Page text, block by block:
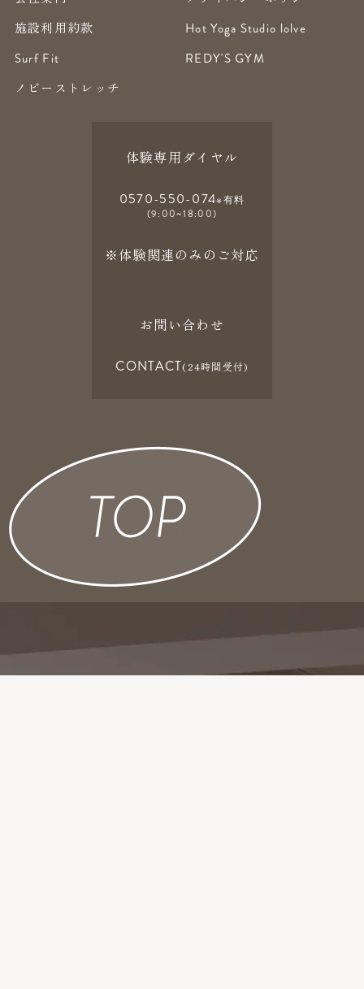
施設利用約款
Hot Yoga Studio lolve
Surf Fit
REDY'S GYM
ノビーストレッチ
体験専用ダイヤル
0570-550-074※有料
(9:00~18:00)
※体験関連のみのご対応
お問い合わせ
CONTACT(24時間受付)